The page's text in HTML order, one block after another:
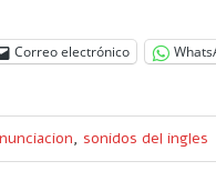
Correo electrónico
, sonidos del ingles